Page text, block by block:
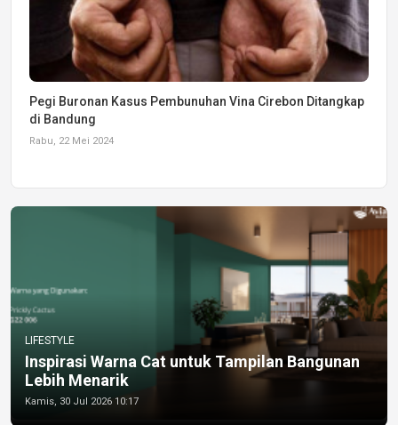
Pegi Buronan Kasus Pembunuhan Vina Cirebon Ditangkap
di Bandung
Rabu, 22 Mei 2024
LIFESTYLE
Inspirasi Warna Cat untuk Tampilan Bangunan
Lebih Menarik
Kamis, 30 Jul 2026 10:17